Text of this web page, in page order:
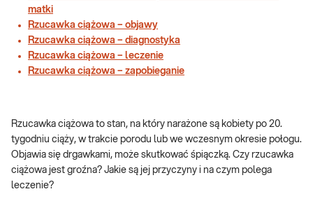
matki
Rzucawka ciążowa – objawy
Rzucawka ciążowa – diagnostyka
Rzucawka ciążowa – leczenie
Rzucawka ciążowa – zapobieganie
Rzucawka ciążowa to stan, na który narażone są kobiety po 20.
tygodniu ciąży, w trakcie porodu lub we wczesnym okresie połogu.
Objawia się drgawkami, może skutkować śpiączką. Czy rzucawka
ciążowa jest groźna? Jakie są jej przyczyny i na czym polega
leczenie?